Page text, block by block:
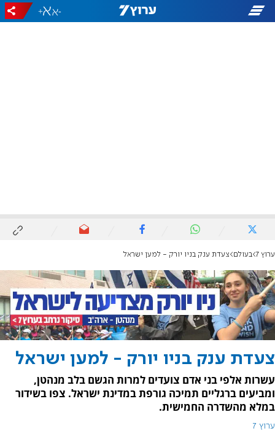
-
+
ערוץ 7 בעולם צעדת ענק בניו יורק - למען ישראל
צעדת ענק בניו יורק - למען ישראל
עשרות אלפי בני אדם צועדים למרות הגשם בלב מנהטן,
ומביעים ברגליים תמיכה גורפת במדינת ישראל. צפו בשידור
במלא מהשדרה החמישית.
ערוץ 7